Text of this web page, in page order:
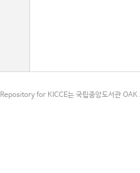
Repository for KICCE는 국립중앙도서관 OAK